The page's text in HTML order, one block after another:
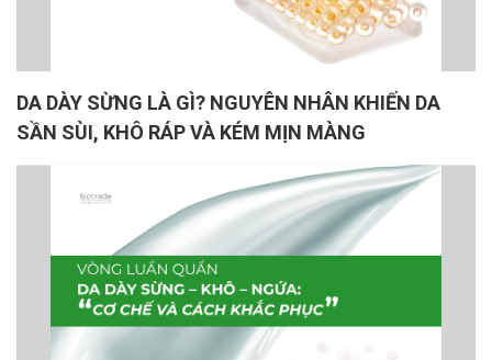
DA DÀY SỪNG LÀ GÌ? NGUYÊN NHÂN KHIẾN DA
SẦN SÙI, KHÔ RÁP VÀ KÉM MỊN MÀNG